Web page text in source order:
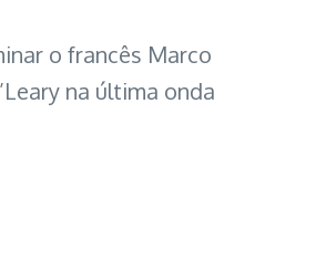
o francês Marco
na última onda